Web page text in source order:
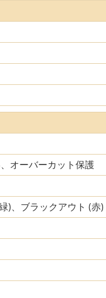
オーバーカット保護
)、ブラックアウト (赤)